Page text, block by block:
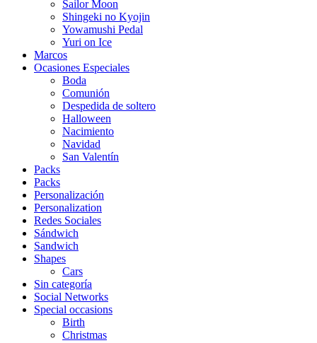
Sailor Moon
Shingeki no Kyojin
Yowamushi Pedal
Yuri on Ice
Marcos
Ocasiones Especiales
Boda
Comunión
Despedida de soltero
Halloween
Nacimiento
Navidad
San Valentín
Packs
Packs
Personalización
Personalization
Redes Sociales
Sándwich
Sandwich
Shapes
Cars
Sin categoría
Social Networks
Special occasions
Birth
Christmas